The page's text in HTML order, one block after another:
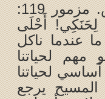
2. قراءة الكتاب المقدس. مزمور 119:
لِحَنَكِي! أَحْلَى
عندما ناكل
مهم لحياتنا
أساسي لحياتنا
المسيح يرجع